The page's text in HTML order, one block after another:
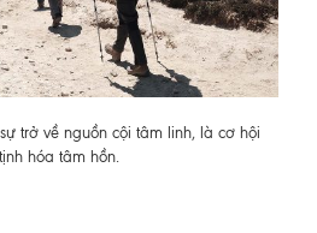
trở về nguồn cội tâm linh, là cơ hội
hóa tâm hồn.